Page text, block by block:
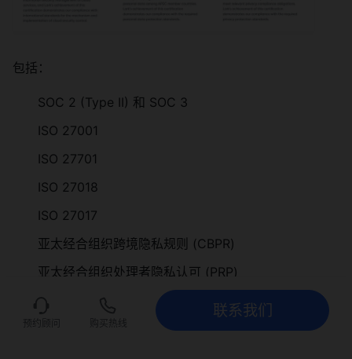
包括：
SOC 2 (Type II) 和 SOC 3
ISO 27001
ISO 27701
ISO 27018
ISO 27017
亚太经合组织跨境隐私规则 (CBPR)
亚太经合组织处理者隐私认可 (PRP)
数据保护信任标志 (DPTM)
联系我们
预约顾问 购买热线
联系我们